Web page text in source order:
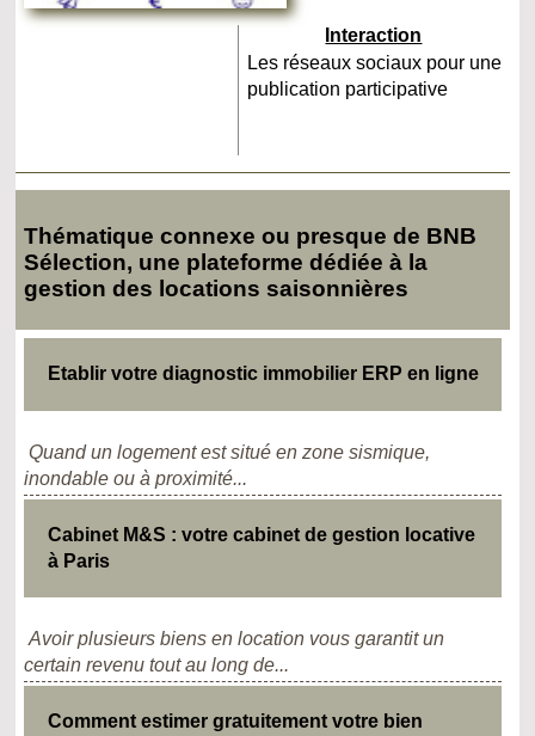
Interaction
Les réseaux sociaux pour une
publication participative
Thématique connexe ou presque de BNB
Sélection, une plateforme dédiée à la
gestion des locations saisonnières
Etablir votre diagnostic immobilier ERP en ligne
Quand un logement est situé en zone sismique,
inondable ou à proximité...
Cabinet M&S : votre cabinet de gestion locative
à Paris
Avoir plusieurs biens en location vous garantit un
certain revenu tout au long de...
Comment estimer gratuitement votre bien